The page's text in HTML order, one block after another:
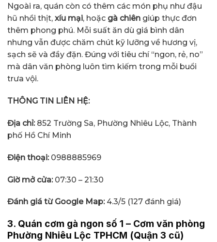
Ngoài ra, quán còn có thêm các món phụ như đậu
hũ nhồi thịt, xíu mại, hoặc gà chiên giúp thực đơn
thêm phong phú. Mỗi suất ăn dù giá bình dân
nhưng vẫn được chăm chút kỹ lưỡng về hương vị,
sạch sẽ và đầy đặn. Đúng với tiêu chí “ngon, rẻ, no”
mà dân văn phòng luôn tìm kiếm trong mỗi buổi
trưa vội.
THÔNG TIN LIÊN HỆ:
Địa chỉ: 852 Trường Sa, Phường Nhiêu Lộc, Thành
phố Hồ Chí Minh
Điện thoại:0988885969
Giờ mở cửa: 07:30 – 21:30
Đánh giá từ Google Map: 4.3/5 (127 đánh giá)
3. Quán cơm gà ngon số 1 – Cơm văn phòng
Phường Nhiêu Lộc TPHCM (Quận 3 cũ)